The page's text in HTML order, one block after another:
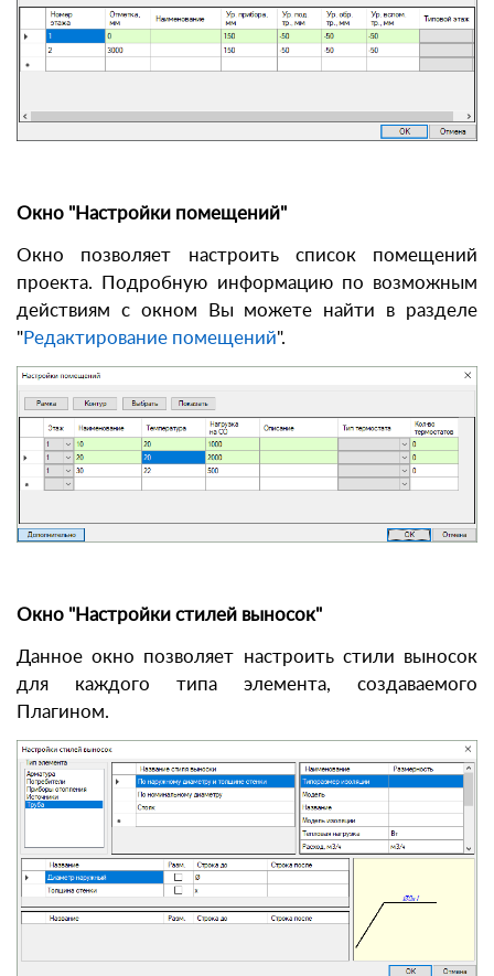
Окно "Настройки помещений"
Окно позволяет настроить список помещений
проекта. Подробную информацию по возможным
действиям с окном Вы можете найти в разделе
"Редактирование помещений".
Окно "Настройки стилей выносок"
Данное окно позволяет настроить стили выносок
для каждого типа элемента, создаваемого
Плагином.